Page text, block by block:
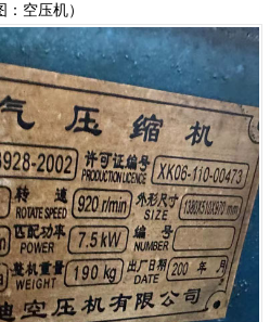
：空压机）